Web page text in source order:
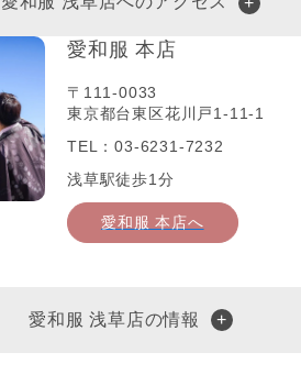
愛和服 本店
〒111-0033
東京都台東区花川戸1-11-1
TEL：03-6231-7232
浅草駅徒歩1分
愛和服 本店へ
愛和服 浅草店の情報